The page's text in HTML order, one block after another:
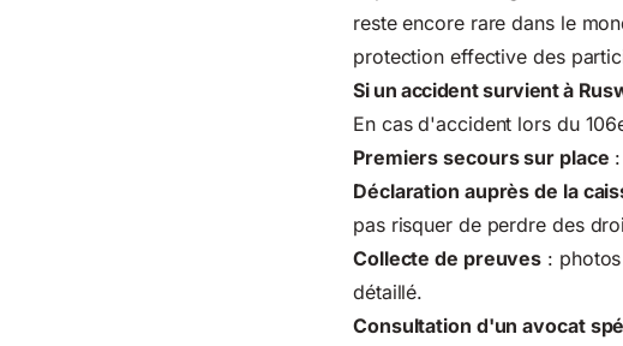
reste encore rare dans le
protection effective des
Si un accident survient à
En cas d'accident lors du
Premiers secours sur place
Déclaration auprès de la
pas risquer de perdre des
Collecte de preuves :
détaillé.
Consultation d'un avocat